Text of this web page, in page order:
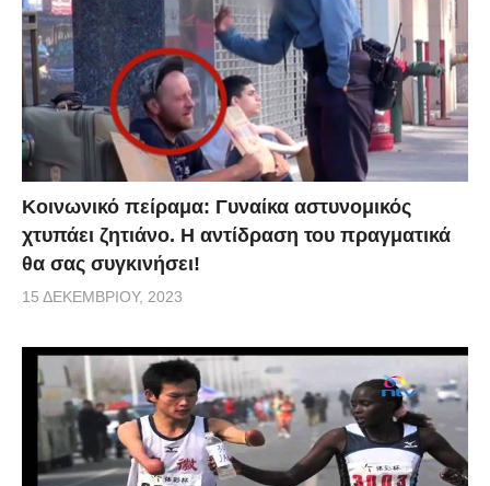
Κοινωνικό πείραμα: Γυναίκα αστυνομικός
χτυπάει ζητιάνο. Η αντίδραση του πραγματικά
θα σας συγκινήσει!
15 ΔΕΚΕΜΒΡΊΟΥ, 2023